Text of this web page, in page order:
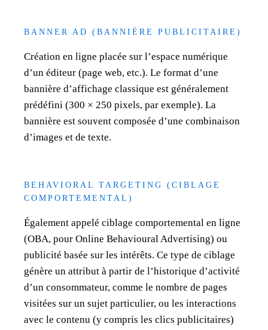
BANNER AD (BANNIÈRE PUBLICITAIRE)
Création en ligne placée sur l’espace numérique
d’un éditeur (page web, etc.). Le format d’une
bannière d’affichage classique est généralement
prédéfini (300 × 250 pixels, par exemple). La
bannière est souvent composée d’une combinaison
d’images et de texte.
BEHAVIORAL TARGETING (CIBLAGE
COMPORTEMENTAL)
Également appelé ciblage comportemental en ligne
(OBA, pour Online Behavioural Advertising) ou
publicité basée sur les intérêts. Ce type de ciblage
génère un attribut à partir de l’historique d’activité
d’un consommateur, comme le nombre de pages
visitées sur un sujet particulier, ou les interactions
avec le contenu (y compris les clics publicitaires)